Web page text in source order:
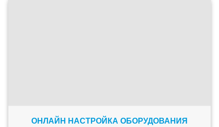
ОНЛАЙН НАСТРОЙКА ОБОРУДОВАНИЯ